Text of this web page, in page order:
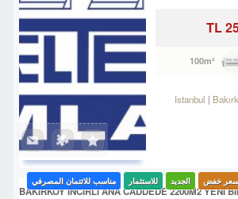
Istanbul
BAKIRKÖY İNCİRLİ ANA CADDEDE 2200M2 YENİ
خفض الجديد للاستثمار مناسب للائتمان المصرفي